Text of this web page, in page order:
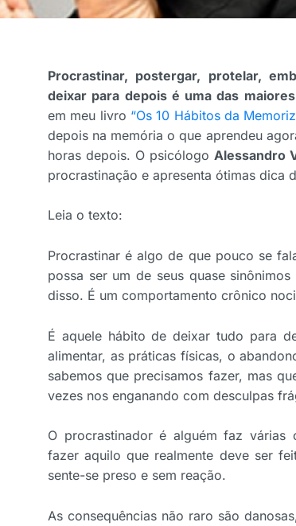
Procrastinar, postergar, protelar,
deixar para depois é uma das
em meu livro “Os 10 Hábitos da
depois na memória o que aprendeu
horas depois. O psicólogo Alessandro
procrastinação e apresenta ótimas dica
Leia o texto:
Procrastinar é algo de que pouco se
possa ser um de seus quase
disso. É um comportamento crônico
É aquele hábito de deixar tudo para
alimentar, as práticas físicas, o
sabemos que precisamos fazer, mas
vezes nos enganando com desculpas
O procrastinador é alguém faz várias
fazer aquilo que realmente deve ser
sente-se preso e sem reação.
As consequências não raro são